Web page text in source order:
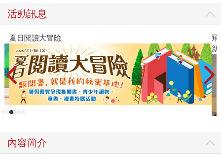
活動訊息
飛吧，鴻！：母親、我與中國（暢銷全球逾1500萬冊《鴻
新系列作）
內容簡介